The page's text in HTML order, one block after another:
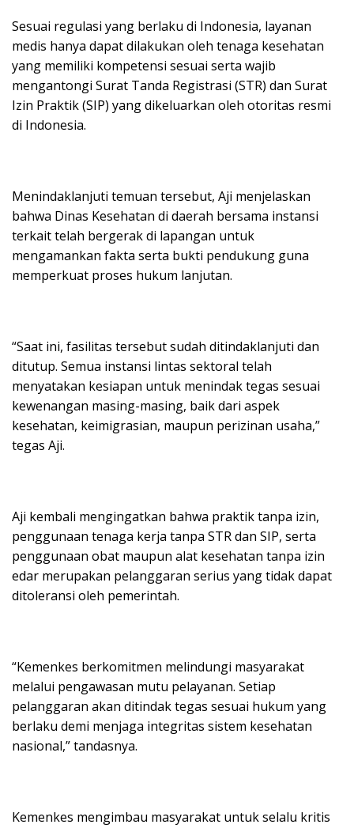
Sesuai regulasi yang berlaku di Indonesia, layanan
medis hanya dapat dilakukan oleh tenaga kesehatan
yang memiliki kompetensi sesuai serta wajib
mengantongi Surat Tanda Registrasi (STR) dan Surat
Izin Praktik (SIP) yang dikeluarkan oleh otoritas resmi
di Indonesia.
Menindaklanjuti temuan tersebut, Aji menjelaskan
bahwa Dinas Kesehatan di daerah bersama instansi
terkait telah bergerak di lapangan untuk
mengamankan fakta serta bukti pendukung guna
memperkuat proses hukum lanjutan.
“Saat ini, fasilitas tersebut sudah ditindaklanjuti dan
ditutup. Semua instansi lintas sektoral telah
menyatakan kesiapan untuk menindak tegas sesuai
kewenangan masing-masing, baik dari aspek
kesehatan, keimigrasian, maupun perizinan usaha,”
tegas Aji.
Aji kembali mengingatkan bahwa praktik tanpa izin,
penggunaan tenaga kerja tanpa STR dan SIP, serta
penggunaan obat maupun alat kesehatan tanpa izin
edar merupakan pelanggaran serius yang tidak dapat
ditoleransi oleh pemerintah.
“Kemenkes berkomitmen melindungi masyarakat
melalui pengawasan mutu pelayanan. Setiap
pelanggaran akan ditindak tegas sesuai hukum yang
berlaku demi menjaga integritas sistem kesehatan
nasional,” tandasnya.
Kemenkes mengimbau masyarakat untuk selalu kritis